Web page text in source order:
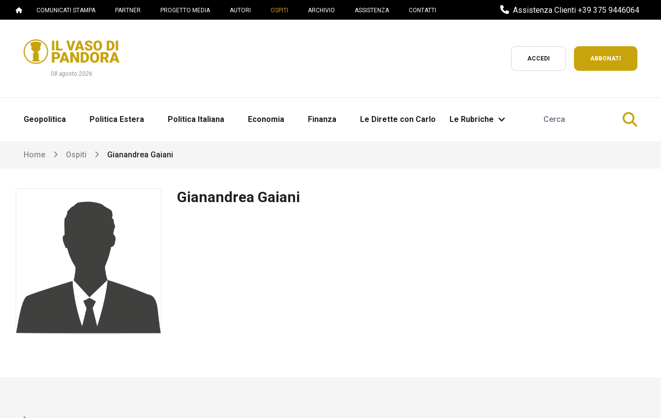
COMUNICATI STAMPA PARTNER PROGETTO MEDIA AUTORI OSPITI ARCHIVIO ASSISTENZA CONTATTI Assistenza Clienti +39 375 9446064
08 agosto 2026
ACCEDI ABBONATI
Geopolitica Politica Estera Politica Italiana Economia Finanza Le Dirette con Carlo Le Rubriche
Home Ospiti Gianandrea Gaiani
Gianandrea Gaiani